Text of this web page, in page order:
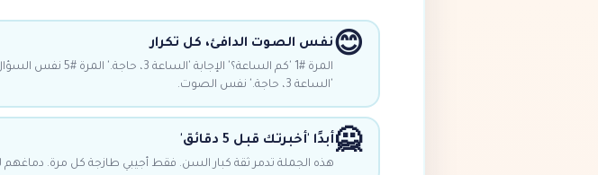
😊نفس الصوت الدافئ، كل تكرار
المرة #1 'كم الساعة؟' الإجابة
'الساعة 3، حاجة.' نفس الصوت.
🙅أبدًا 'أخبرتك قبل 5 دقائق'
هذه الجملة تدمر ثقة كبار السن. فقط أجيبي طازجة كل مرة.